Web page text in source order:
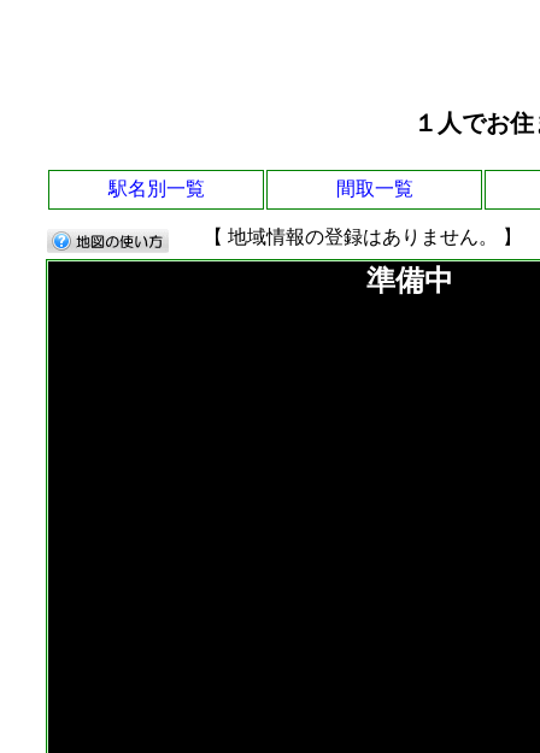
１人でお
駅名別一覧 間取一覧
【 地域情報の登録はありません。 】
準備中